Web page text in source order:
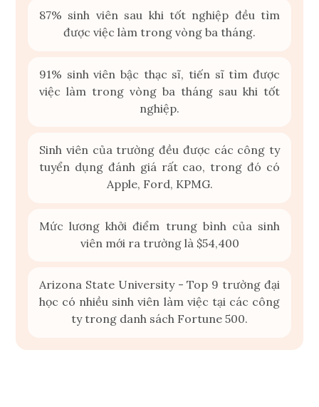
87% sinh viên sau khi tốt nghiệp đều tìm
được việc làm trong vòng ba tháng.
91% sinh viên bậc thạc sĩ, tiến sĩ tìm được
việc làm trong vòng ba tháng sau khi tốt
nghiệp.
Sinh viên của trường đều được các công ty
tuyển dụng đánh giá rất cao, trong đó có
Apple, Ford, KPMG.
Mức lương khởi điểm trung bình của sinh
viên mới ra trường là $54,400
Arizona State University - Top 9 trường đại
học có nhiều sinh viên làm việc tại các công
ty trong danh sách Fortune 500.